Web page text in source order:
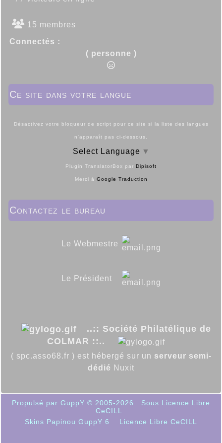
15 membres
Connectés :
( personne )
Ce site dans votre langue
Désactivez votre bloqueur de script pour ce site si la liste des langues
n'apparaît pas ci-dessous.
Select Language ▼
Plugin TranslatorBox par Dipisoft
Merci à Google Traduction
Contactez le bureau
Le Webmestre
Le Président
..:: Société Philatélique de
COLMAR ::..
( spc.asso68.fr ) est hébergé sur un serveur semi-
dédié Nuxit
Propulsé par GuppY © 2005-2026
Sous Licence Libre
CeCILL
Skins Papinou GuppY 6
Licence Libre CeCILL